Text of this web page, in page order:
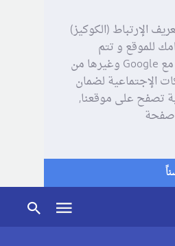
الإرتباط (الكوكيز)
للموقع و تتم
مشاركة بعض المعلومات مع Google وغيرها من
الإجتماعية لضمان
تصفح على موقعنا,
صفحة